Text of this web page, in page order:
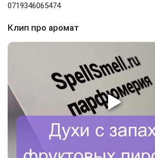
0719346065474
Клип про аромат